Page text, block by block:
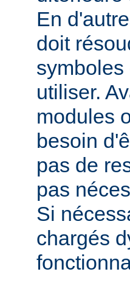
En
doit
utiliser.
modules
besoin
pas de
pas
Si
chargés